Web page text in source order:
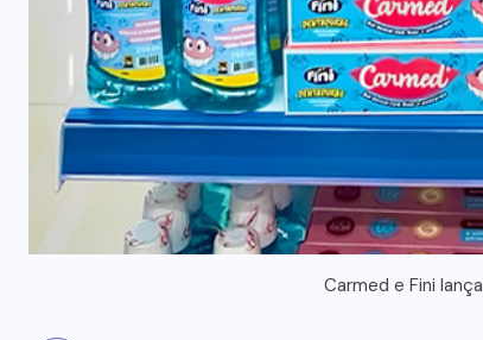
Carmed e Fini